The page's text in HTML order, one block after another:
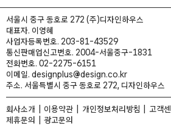
서울시 중구 동호로 272 (주)디자인하우스
대표자. 이영혜
사업자등록번호. 203-81-43529
통신판매업신고번호. 2004-서울중구-1831
전화번호. 02-2275-6151
이메일. designplus@design.co.kr
주소. 서울특별시 중구 동호로 272, 디자인하우스
회사소개 이용약관 개인정보처리방침 고객
제휴문의
광고문의